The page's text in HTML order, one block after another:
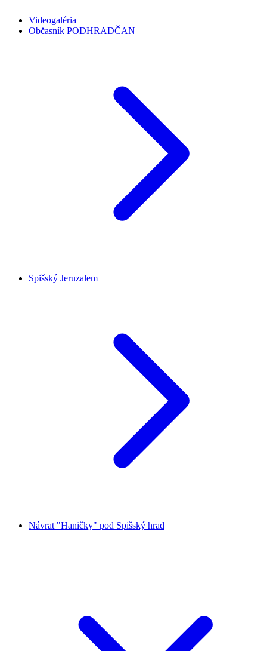
Videogaléria
Občasník PODHRADČAN
Spišský Jeruzalem
Návrat "Haničky" pod Spišský hrad